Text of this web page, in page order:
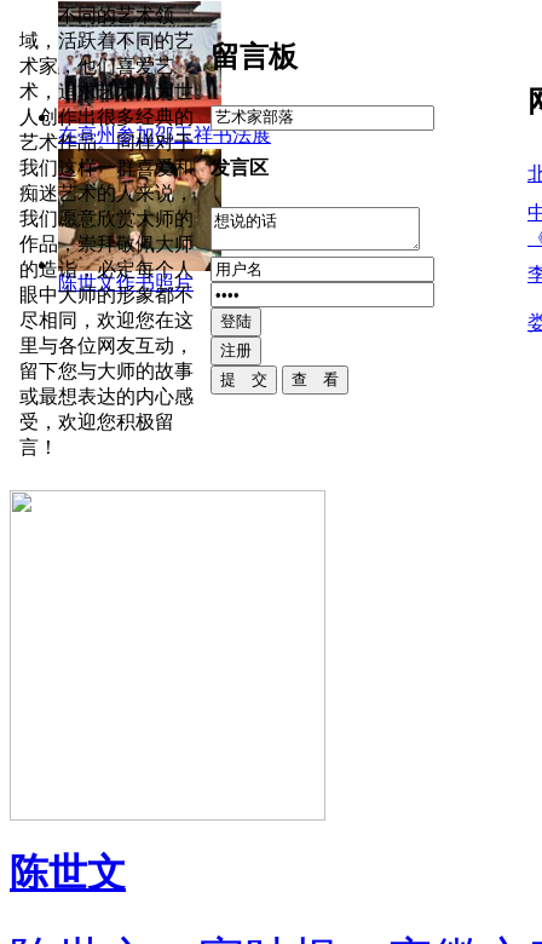
在亳州参加邵玉祥书法展
陈世文作书照片
不同的艺术领
域，活跃着不同的艺
术家，他们喜爱艺
术，追求艺术，为世
人创作出很多经典的
艺术作品。同样对于
我们这样一群喜爱和
痴迷艺术的人来说，
我们愿意欣赏大师的
作品，崇拜敬佩大师
的造诣，必定每个人
眼中大师的形象都不
尽相同，欢迎您在这
里与各位网友互动，
留下您与大师的故事
或最想表达的内心感
受，欢迎您积极留
言！
留言板
发言区
陈世文